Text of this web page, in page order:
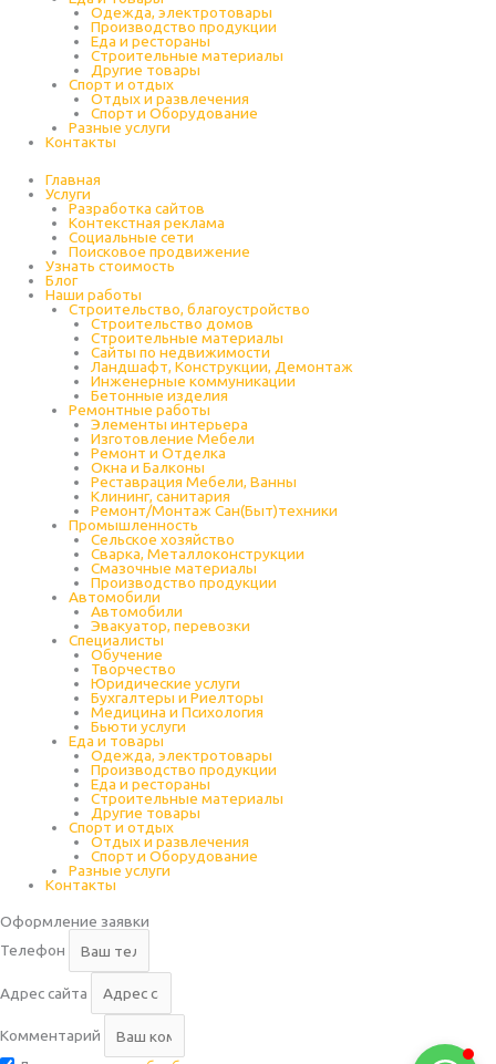
В сети
Одежда, электротовары
Производство продукции
Еда и рестораны
Строительные материалы
Другие товары
Спорт и отдых
Отдых и развлечения
Спорт и Оборудование
Разные услуги
Контакты
Главная
Услуги
Разработка сайтов
Контекстная реклама
Социальные сети
Поисковое продвижение
Узнать стоимость
Блог
Наши работы
Строительство, благоустройство
Строительство домов
Строительные материалы
Сайты по недвижимости
Ландшафт, Конструкции, Демонтаж
Инженерные коммуникации
Бетонные изделия
Ремонтные работы
Элементы интерьера
Изготовление Мебели
Ремонт и Отделка
Окна и Балконы
Реставрация Мебели, Ванны
Клининг, санитария
Ремонт/Монтаж Сан(Быт)техники
Промышленность
Cельское хозяйство
Сварка, Металлоконструкции
Cмазочные материалы
Производство продукции
Автомобили
Автомобили
Эвакуатор, перевозки
Специалисты
Обучение
Творчество
Юридические услуги
Бухгалтеры и Риелторы
Медицина и Психология
Бьюти услуги
Еда и товары
Одежда, электротовары
Производство продукции
Еда и рестораны
Строительные материалы
Другие товары
Спорт и отдых
Отдых и развлечения
Спорт и Оборудование
Разные услуги
Контакты
Оформление заявки
Телефон
Адрес сайта
Комментарий